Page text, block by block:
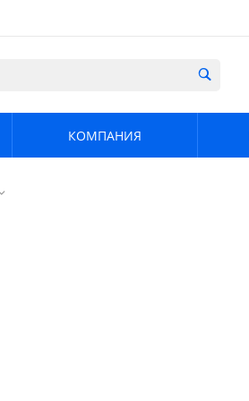
КОМПАНИЯ